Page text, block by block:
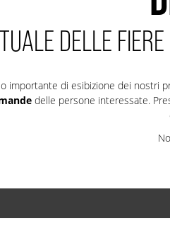
DELLE
importante di esibizione dei nostri
delle persone interessate.